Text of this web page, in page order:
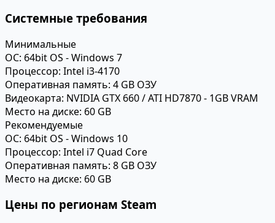
Системные требования
Минимальные
ОС: 64bit OS - Windows 7
Процессор: Intel i3-4170
Оперативная память: 4 GB ОЗУ
Видеокарта: NVIDIA GTX 660 / ATI HD7870 - 1GB VRAM
Место на диске: 60 GB
Рекомендуемые
ОС: 64bit OS - Windows 10
Процессор: Intel i7 Quad Core
Оперативная память: 8 GB ОЗУ
Место на диске: 60 GB
Цены по регионам Steam